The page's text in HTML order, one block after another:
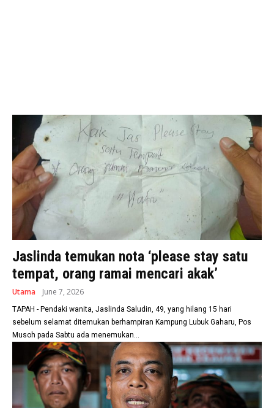
Jaslinda temukan nota ‘please stay satu
tempat, orang ramai mencari akak’
Utama June 7, 2026
TAPAH - Pendaki wanita, Jaslinda Saludin, 49, yang hilang 15 hari
sebelum selamat ditemukan berhampiran Kampung Lubuk Gaharu, Pos
Musoh pada Sabtu ada menemukan...